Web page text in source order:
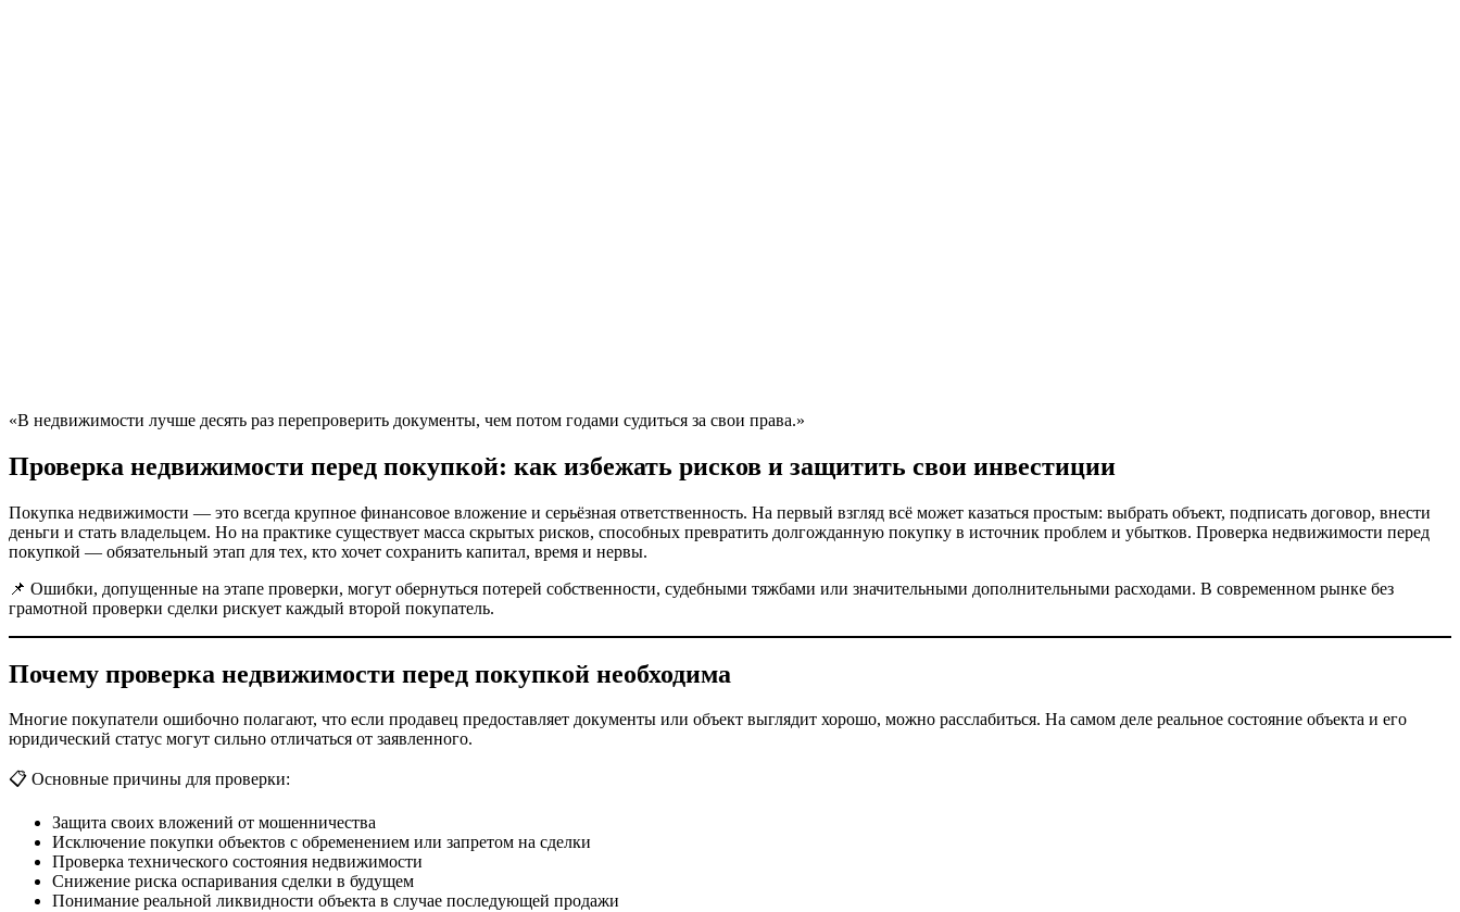
«В недвижимости лучше десять раз перепроверить документы, чем потом годами судиться за свои права.»
Проверка недвижимости перед покупкой: как избежать рисков и защитить свои инвестиции
Покупка недвижимости — это всегда крупное финансовое вложение и серьёзная ответственность. На первый взгляд всё может казаться простым: выбрать объект, подписать договор, внести
деньги и стать владельцем. Но на практике существует масса скрытых рисков, способных превратить долгожданную покупку в источник проблем и убытков. Проверка недвижимости перед
покупкой — обязательный этап для тех, кто хочет сохранить капитал, время и нервы.
📌 Ошибки, допущенные на этапе проверки, могут обернуться потерей собственности, судебными тяжбами или значительными дополнительными расходами. В современном рынке без
грамотной проверки сделки рискует каждый второй покупатель.
Почему проверка недвижимости перед покупкой необходима
Многие покупатели ошибочно полагают, что если продавец предоставляет документы или объект выглядит хорошо, можно расслабиться. На самом деле реальное состояние объекта и его
юридический статус могут сильно отличаться от заявленного.
📋 Основные причины для проверки:
Защита своих вложений от мошенничества
Исключение покупки объектов с обременением или запретом на сделки
Проверка технического состояния недвижимости
Снижение риска оспаривания сделки в будущем
Понимание реальной ликвидности объекта в случае последующей продажи